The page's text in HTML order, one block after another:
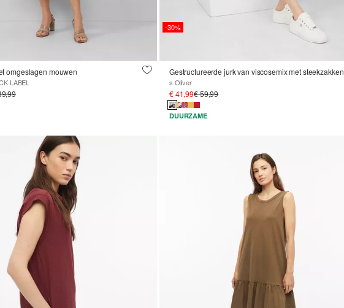
omgeslagen mouwen
LABEL
-30%
Gestructureerde jurk van viscosemix met steekzakken
s.Oliver
€ 41,99€ 59,99
DUURZAME